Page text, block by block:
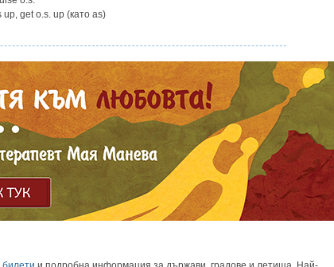
get o.s. up (като as)